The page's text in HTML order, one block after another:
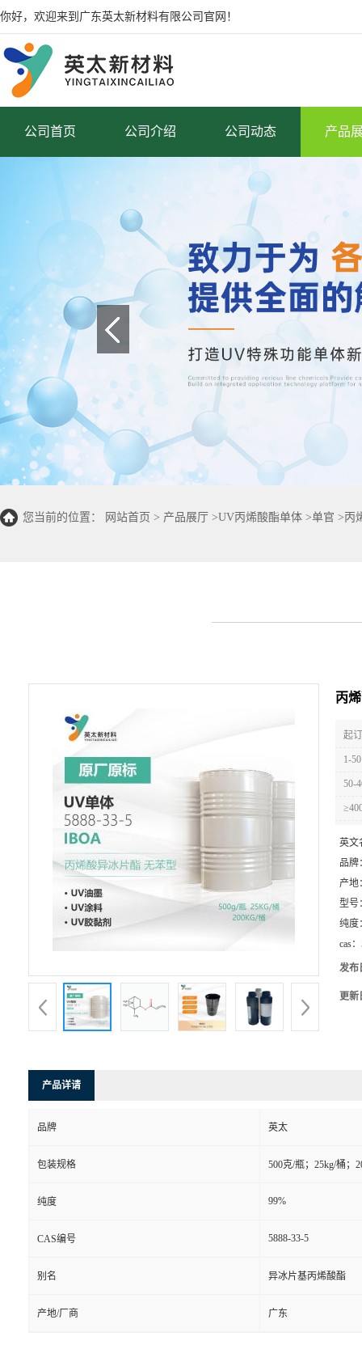
你好，欢迎来到广东英太新材料有限公司官网！
公司首页 公司介绍 公司动态 产品
您当前的位置： 网站首页 > 产品展厅 >UV丙烯酸酯单体 >单官 >丙
丙
起
1-50
50-
英文
品牌
产地
型号
纯度
cas：
发布
更新
产品详请
品牌 英太
包装规格 500克/瓶；25kg/桶；
纯度 99%
CAS编号 5888-33-5
别名 异冰片基丙烯酸酯
产地/厂商 广东